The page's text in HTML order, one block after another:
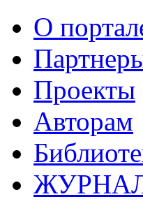
О
Проекты
Авторам